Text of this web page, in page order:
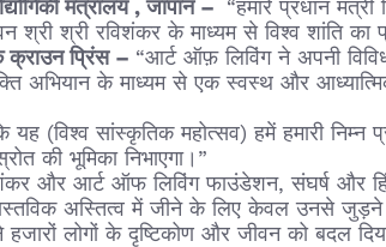
मंत्रालय , जापान – “हमारे प्रधान
श्री रविशंकर के माध्यम से विश्व शांति
प्रिंस – “आर्ट ऑफ़ लिविंग ने अपनी
अभियान के माध्यम से एक स्वस्थ और
(विश्व सांस्कृतिक महोत्सव) हमें हमारी
की भूमिका निभाएगा।”
और आर्ट ऑफ लिविंग फाउंडेशन, संघर्ष और
अस्तित्व में जीने के लिए केवल उनसे
लोगों के दृष्टिकोण और जीवन को बदल